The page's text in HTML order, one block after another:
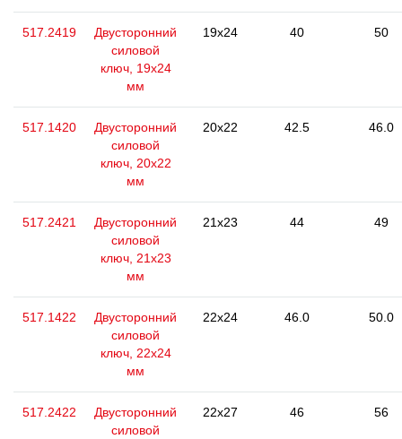
517.2419
Двусторонний
силовой
ключ, 19x24
мм
19x24 40 50
517.1420
Двусторонний
силовой
ключ, 20x22
мм
20x22 42.5 46.0
517.2421
Двусторонний
силовой
ключ, 21x23
мм
21x23 44 49
517.1422
Двусторонний
силовой
ключ, 22x24
мм
22x24 46.0 50.0
517.2422
Двусторонний
силовой
22x27 46 56